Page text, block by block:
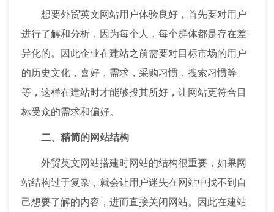
想要外贸英文网站用户体验良好，首先要对用户
进行了解和分析，因为每个人，每个群体都是存在差
异化的。因此企业在建站之前需要对目标市场的用户
的历史文化，喜好，需求，采购习惯，搜索习惯等
等，这样在建站时才能够投其所好，让网站更符合目
标受众的需求和偏好。
二、精简的网站结构
外贸英文网站搭建时网站的结构很重要，如果网
站结构过于复杂，就会让用户迷失在网站中找不到自
己想要了解的内容，进而直接关闭网站。因此在建站